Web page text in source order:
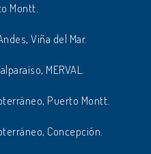
Montt.
Viña del Mar.
MERVAL.
Puerto Montt.
Concepción.